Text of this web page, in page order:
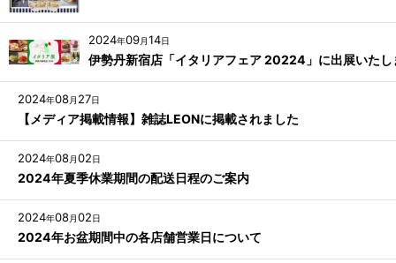
2024年09月14日
伊勢丹新宿店「イタリアフェア 20224」に出展いたし
2024年08月 27日
【メディア掲載情報】雑誌LEONに掲載されました
2024年08月02日
2024年夏季休業期間の配送日程のご案内
2024年08月02日
2024年お盆期間中の各店舗営業日について